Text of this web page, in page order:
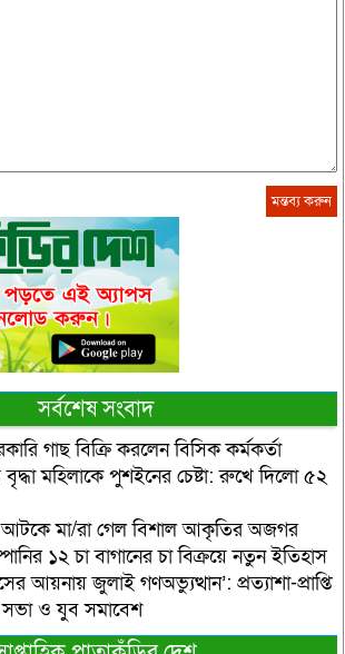
সর্বশেষ সংবাদ
গাছ বিক্রি করলেন বিসিক কর্মকর্তা
বৃদ্ধা মহিলাকে পুশইনের চেষ্টা: রুখে দিলো ৫২
আটকে মা/রা গেল বিশাল আকৃতির অজগর
১২ চা বাগানের চা বিক্রয়ে নতুন ইতিহাস
আয়নায় জুলাই গণঅভ্যুত্থান’: প্রত্যাশা-প্রাপ্তি
ও যুব সমাবেশ